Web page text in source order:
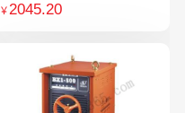
￥2045.20